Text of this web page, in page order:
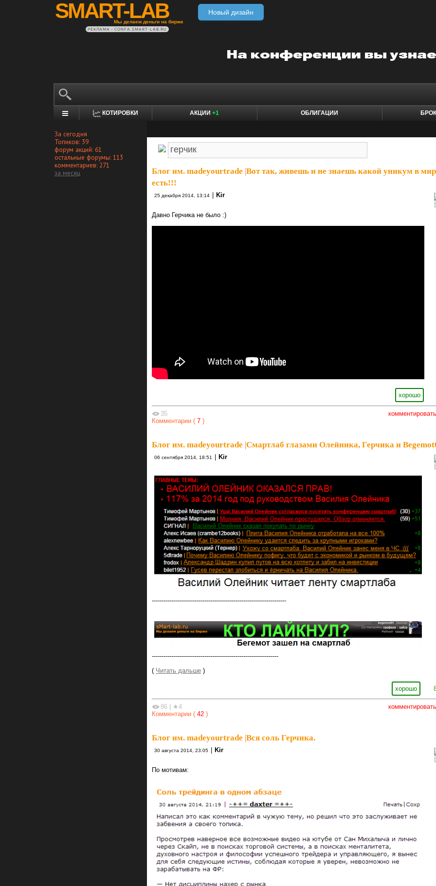
SMART-LAB
Мы делаем деньги на бирже
Новый дизайн
РЕКЛАМА • CONFA.SMART-LAB.RU
КОТИРОВКИ АКЦИИ +1 ОБЛИГАЦИИ
За сегодня
Топиков: 39
форум акций: 61
остальные форумы: 113
комментариев: 271
за месяц
Блог им. madeyourtrade Вот так, живешь и не знаешь какой уникум в
есть!!!
25 декабря 2014, 13:14 Kir
Давно Герчика не было :)
хорошо
комментировать
35
Комментарии ( 7 )
Блог им. madeyourtrade |Смартлаб глазами Олейника, Герчика и
06 сентября 2014, 18:51 | Kir
---------------------------------------------------------------------
-----------------------------------------------------------------
( Читать дальше )
хорошо
комментировать
86
★4
Комментарии ( 42 )
Блог им. madeyourtrade |Вся соль Герчика.
30 августа 2014, 23:05 Kir
По мотивам: